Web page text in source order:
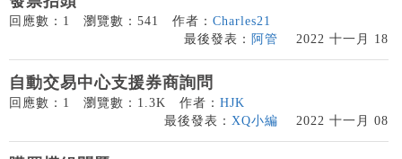
回應數：1 瀏覽數：541 作者： Charles21
最後發表： 阿管 2022 十一月 18
自動交易中心支援券商詢問
回應數：1 瀏覽數：1.3K 作者： HJK
最後發表： XQ小編 2022 十一月 08